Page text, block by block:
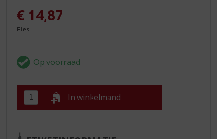
€ 14,87
Fles
In winkelmand